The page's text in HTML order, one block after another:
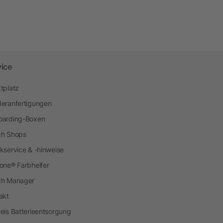
Boxen
Shops
& -hinweise
Farbhelfer
Manager
Batterieentsorgung